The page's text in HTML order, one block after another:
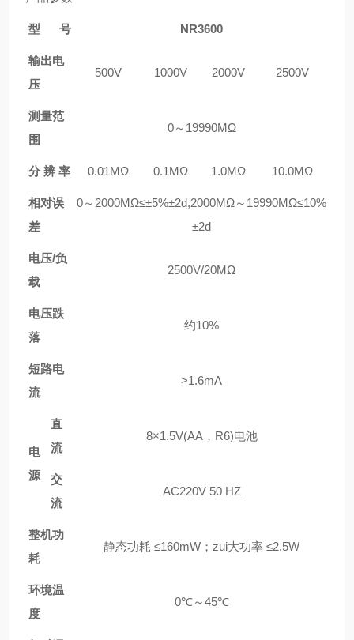
型 号 NR3600
输出电
压
500V 1000V 2000V 2500V
测量范
围
0～19990MΩ
分 辨 率 0.01MΩ 0.1MΩ 1.0MΩ 10.0MΩ
相对误
差
0～2000MΩ≤±5%±2d,2000MΩ～19990MΩ≤10%
±2d
电压/负
载
2500V/20MΩ
电压跌
落
约10%
短路电
流
>1.6mA
电
源
直
流
8×1.5V(AA，R6)电池
交
流
AC220V 50 HZ
整机功
耗
静态功耗 ≤160mW；zui大功率 ≤2.5W
环境温
度
0℃～45℃